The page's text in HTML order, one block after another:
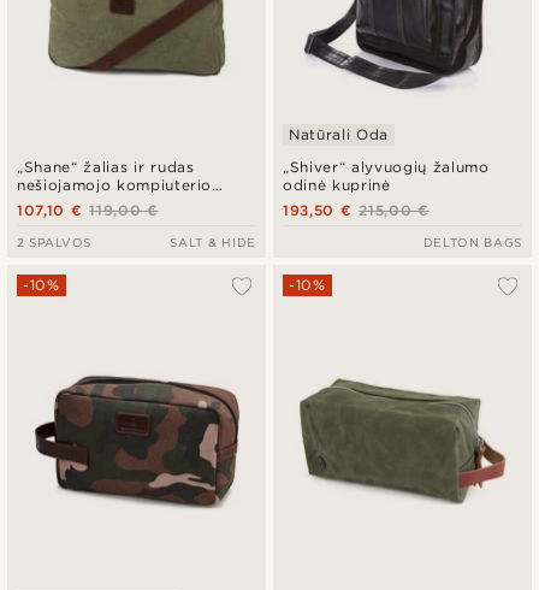
„Shane“ žalias ir rudas
nešiojamojo kompiuterio
krepšys
119,00 €
107,10 €
2 SPALVOS SALT & HIDE
„Shiver“ alyvuogių žalumo
odinė kuprinė
Natūrali Oda
215,00 €
193,50 €
DELTON BAGS
-10% -10%